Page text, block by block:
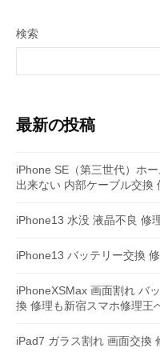
検索
最新の投稿
iPhone SE（第三世代）ホ
出来ない 内部ケーブル交換
iPhone13 水没 液晶不良 修
iPhone13 バッテリー交換
iPhoneXSMax 画面割れ バ
換 修理も新宿スマホ修理王
iPad7 ガラス割れ 画面交換